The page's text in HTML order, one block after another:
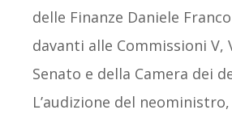
delle Finanze Daniele
davanti alle Commissioni V,
Senato e della Camera dei
L’audizione del